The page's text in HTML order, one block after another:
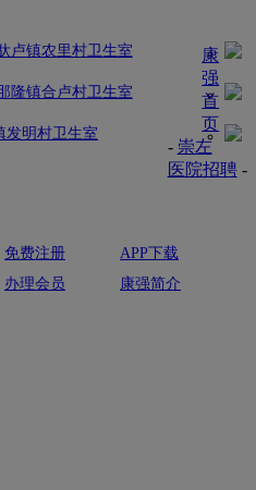
卢镇农里村卫生室
隆镇合卢村卫生室
发明村卫生室
康
强
首
页
- 崇左
医院招聘-
免费注册
APP下载
办理会员 康强简介